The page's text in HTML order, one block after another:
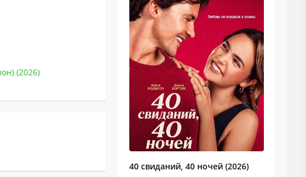
(2026)
40 свиданий, 40 ночей (2026)